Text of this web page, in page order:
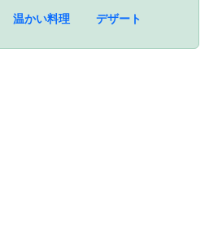
温かい料理 デザート